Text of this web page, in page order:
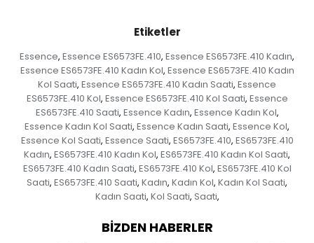
Etiketler
Essence, Essence ES6573FE.410, Essence ES6573FE.410 Kadın,
Essence ES6573FE.410 Kadın Kol, Essence ES6573FE.410 Kadın
Kol Saati, Essence ES6573FE.410 Kadın Saati, Essence
ES6573FE.410 Kol, Essence ES6573FE.410 Kol Saati, Essence
ES6573FE.410 Saati, Essence Kadın, Essence Kadın Kol,
Essence Kadın Kol Saati, Essence Kadın Saati, Essence Kol,
Essence Kol Saati, Essence Saati, ES6573FE.410, ES6573FE.410
Kadın, ES6573FE.410 Kadın Kol, ES6573FE.410 Kadın Kol Saati,
ES6573FE.410 Kadın Saati, ES6573FE.410 Kol, ES6573FE.410 Kol
Saati, ES6573FE.410 Saati, Kadın, Kadın Kol, Kadın Kol Saati,
Kadın Saati, Kol Saati, Saati,
BIZDEN HABERLER